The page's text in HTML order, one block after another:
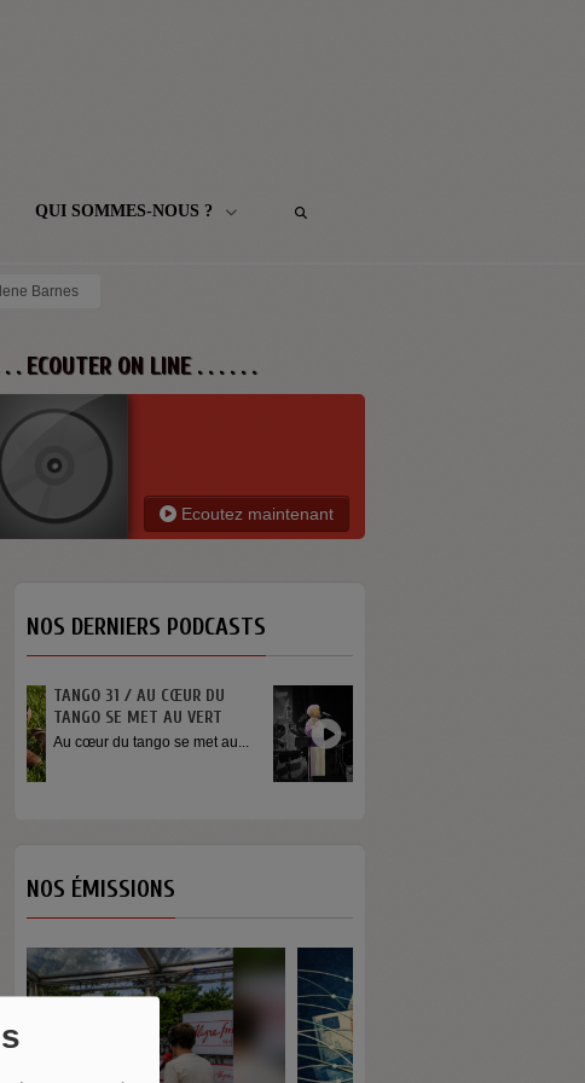
QUI SOMMES-NOUS ?
Barnes
. ECOUTER ON LINE . . . . . .
Ecoutez maintenant
NOS DERNIERS PODCASTS
INTERVIEW SORTIE DE SCÈNE
YOUN SUN NAH
Quelques mots de la chanteuse
Youn Sun Nah après son
NOS ÉMISSIONS